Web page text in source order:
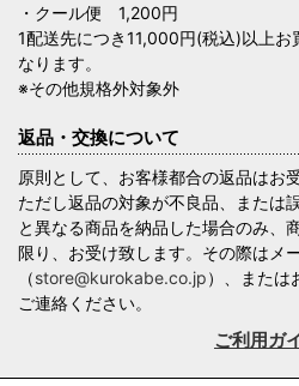
・クール便 1,200円
1配送先につき11,000円(税込)以上お
なります。
※その他規格外対象外
返品・交換について
原則として、お客様都合の返品はお
ただし返品の対象が不良品、または
と異なる商品を納品した場合のみ、
限り、お受け致します。その際はメ
（store@kurokabe.co.jp）、または
ご連絡ください。
ご利用ガ